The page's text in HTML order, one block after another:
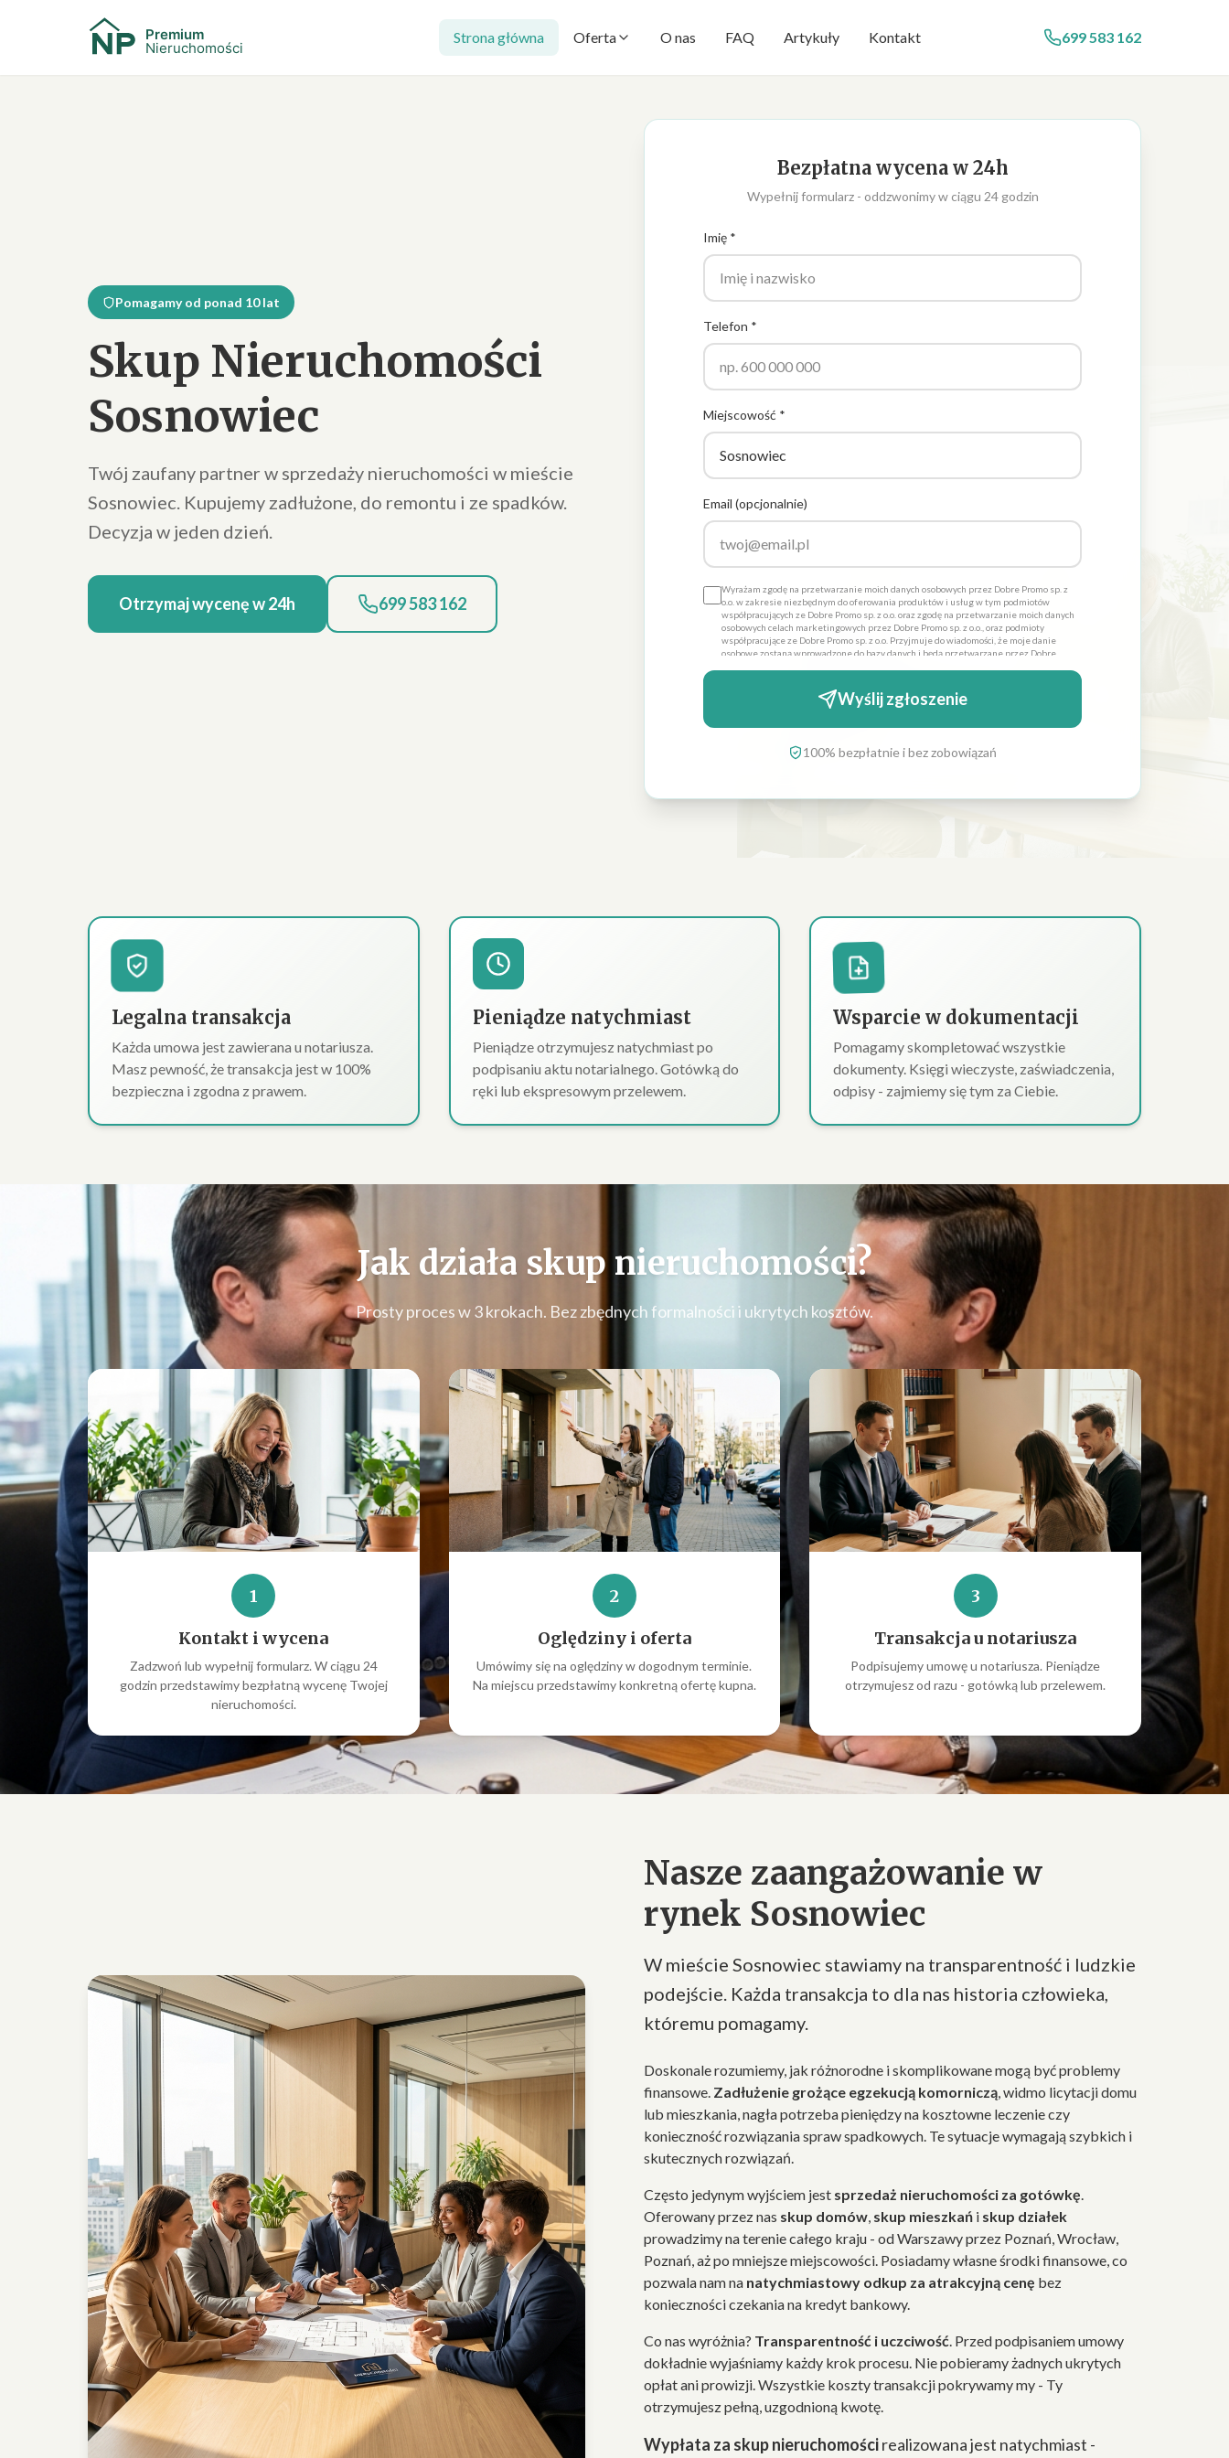
Strona główna Oferta O nas FAQ Artykuły Kontakt 699 583 162
Pomagamy od ponad 10 lat
Skup Nieruchomości
Sosnowiec
Twój zaufany partner w sprzedaży nieruchomości w mieście
Sosnowiec. Kupujemy zadłużone, do remontu i ze spadków.
Decyzja w jeden dzień.
Otrzymaj wycenę w 24h 699 583 162
Bezpłatna wycena w 24h
Wypełnij formularz - oddzwonimy w ciągu 24 godzin
Imię *
Telefon *
Miejscowość *
Email (opcjonalnie)
Wyrażam zgodę na przetwarzanie moich danych osobowych przez Dobre Promo sp. z
o.o. w zakresie niezbędnym do oferowania produktów i usług w tym podmiotów
współpracujących ze Dobre Promo sp. z o.o. oraz zgodę na przetwarzanie moich danych
osobowych celach marketingowych przez Dobre Promo sp. z o.o., oraz podmioty
współpracujące ze Dobre Promo sp. z o.o. Przyjmuje do wiadomości, że moje danie
osobowe zostaną wprowadzone do bazy danych i będą przetwarzane przez Dobre
danych ich poprawienia lub usunięcia. Administratorami danych osobowych jest
Dobre Promo sp. z o.o. z siedzibą w Szczecinie ul. Cyfrowa 6 *
Wyślij zgłoszenie
100% bezpłatnie i bez zobowiązań
Legalna transakcja
Każda umowa jest zawierana u notariusza.
Masz pewność, że transakcja jest w 100%
bezpieczna i zgodna z prawem.
Pieniądze natychmiast
Pieniądze otrzymujesz natychmiast po
podpisaniu aktu notarialnego. Gotówką do
ręki lub ekspresowym przelewem.
Wsparcie w dokumentacji
Pomagamy skompletować wszystkie
dokumenty. Księgi wieczyste, zaświadczenia,
odpisy - zajmiemy się tym za Ciebie.
Jak działa skup nieruchomości?
Prosty proces w 3 krokach. Bez zbędnych formalności i ukrytych kosztów.
1
Kontakt i wycena
Zadzwoń lub wypełnij formularz. W ciągu 24
godzin przedstawimy bezpłatną wycenę Twojej
nieruchomości.
2
Oględziny i oferta
Umówimy się na oględziny w dogodnym terminie.
Na miejscu przedstawimy konkretną ofertę kupna.
3
Transakcja u notariusza
Podpisujemy umowę u notariusza. Pieniądze
otrzymujesz od razu - gotówką lub przelewem.
Nasze zaangażowanie w
rynek Sosnowiec
W mieście Sosnowiec stawiamy na transparentność i ludzkie
podejście. Każda transakcja to dla nas historia człowieka,
któremu pomagamy.
Doskonale rozumiemy, jak różnorodne i skomplikowane mogą być problemy
finansowe. Zadłużenie grożące egzekucją komorniczą, widmo licytacji domu
lub mieszkania, nagła potrzeba pieniędzy na kosztowne leczenie czy
konieczność rozwiązania spraw spadkowych. Te sytuacje wymagają szybkich i
skutecznych rozwiązań.
Często jedynym wyjściem jest sprzedaż nieruchomości za gotówkę.
Oferowany przez nas skup domów, skup mieszkań i skup działek
prowadzimy na terenie całego kraju - od Warszawy przez Poznań, Wrocław,
Poznań, aż po mniejsze miejscowości. Posiadamy własne środki finansowe, co
pozwala nam na natychmiastowy odkup za atrakcyjną cenę bez
konieczności czekania na kredyt bankowy.
Co nas wyróżnia? Transparentność i uczciwość. Przed podpisaniem umowy
dokładnie wyjaśniamy każdy krok procesu. Nie pobieramy żadnych ukrytych
opłat ani prowizji. Wszystkie koszty transakcji pokrywamy my - Ty
otrzymujesz pełną, uzgodnioną kwotę.
Wypłata za skup nieruchomościrealizowana jest natychmiast -